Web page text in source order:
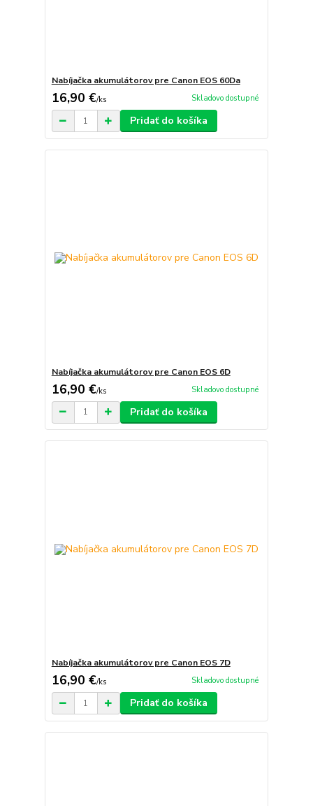
Nabíjačka akumulátorov pre Canon EOS 60Da
16,90 €/ks Skladovo dostupné
Pridať do košíka
Nabíjačka akumulátorov pre Canon EOS 6D
16,90 €/ks Skladovo dostupné
Pridať do košíka
Nabíjačka akumulátorov pre Canon EOS 7D
16,90 €/ks Skladovo dostupné
Pridať do košíka